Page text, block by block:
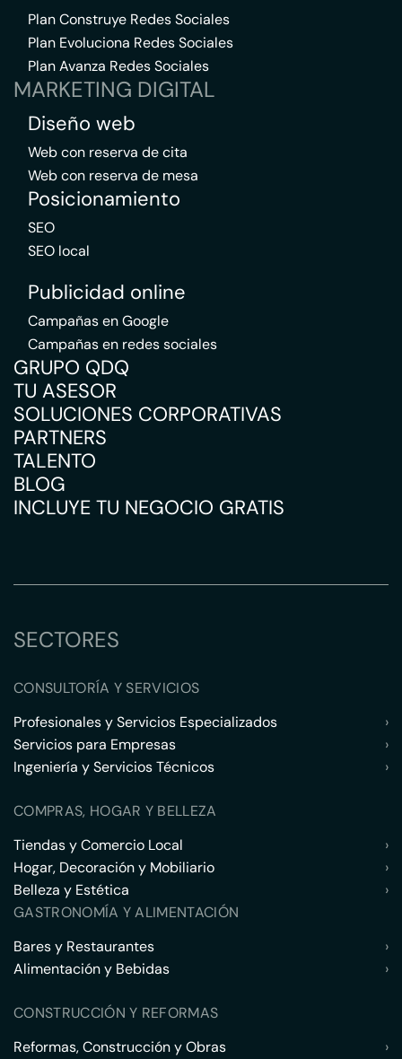
Plan Construye Redes Sociales
Plan Evoluciona Redes Sociales
Plan Avanza Redes Sociales
MARKETING DIGITAL
Diseño web
Web con reserva de cita
Web con reserva de mesa
Posicionamiento
SEO
SEO local
Publicidad online
Campañas en Google
Campañas en redes sociales
GRUPO QDQ
TU ASESOR
SOLUCIONES CORPORATIVAS
PARTNERS
TALENTO
BLOG
INCLUYE TU NEGOCIO GRATIS
SECTORES
CONSULTORÍA Y SERVICIOS
Profesionales y Servicios Especializados
›
Servicios para Empresas
›
Ingeniería y Servicios Técnicos
›
COMPRAS, HOGAR Y BELLEZA
Tiendas y Comercio Local
›
Hogar, Decoración y Mobiliario
›
Belleza y Estética
›
GASTRONOMÍA Y ALIMENTACIÓN
Bares y Restaurantes
›
Alimentación y Bebidas
›
CONSTRUCCIÓN Y REFORMAS
Reformas, Construcción y Obras
›